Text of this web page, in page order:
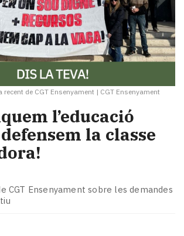
de CGT Ensenyament | CGT Ensenyament
l’educació
la classe
CGT Ensenyament sobre les demandes